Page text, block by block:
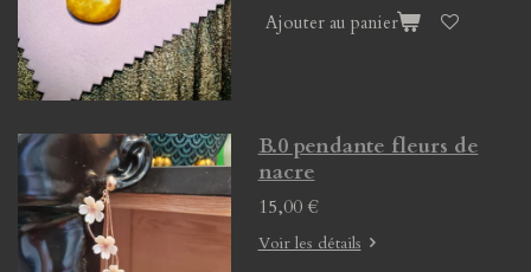
Ajouter au panier
B.0 pendante fleurs de
nacre
15,00 €
Voir les détails